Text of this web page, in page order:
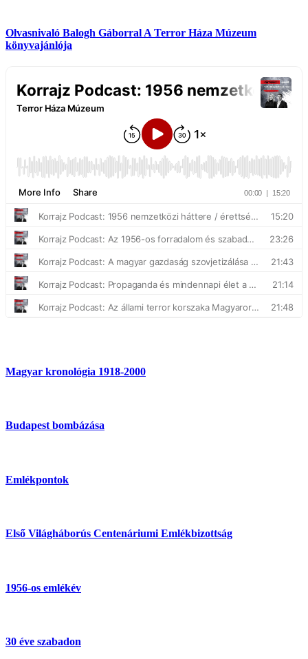
Olvasnivaló Balogh Gáborral A Terror Háza Múzeum
könyvajánlója
Magyar kronológia 1918-2000
Budapest bombázása
Emlékpontok
Első Világháborús Centenáriumi Emlékbizottság
1956-os emlékév
30 éve szabadon